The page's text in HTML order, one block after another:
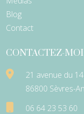
Blog
Contact
CONTACTEZ-MOI
21 avenue du
86800 Sèvres-
06 64 23 53 60